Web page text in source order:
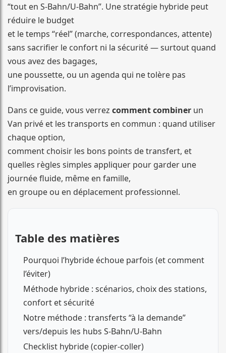
“tout en S-Bahn/U-Bahn”. Une stratégie hybride peut
réduire le budget
et le temps “réel” (marche, correspondances, attente)
sans sacrifier le confort ni la sécurité — surtout quand
vous avez des bagages,
une poussette, ou un agenda qui ne tolère pas
l’improvisation.
Dans ce guide, vous verrez comment combiner un
Van privé et les transports en commun : quand utiliser
chaque option,
comment choisir les bons points de transfert, et
quelles règles simples appliquer pour garder une
journée fluide, même en famille,
en groupe ou en déplacement professionnel.
Table des matières
Pourquoi l’hybride échoue parfois (et comment
l’éviter)
Méthode hybride : scénarios, choix des stations,
confort et sécurité
Notre méthode : transferts “à la demande”
vers/depuis les hubs S-Bahn/U-Bahn
Checklist hybride (copier-coller)